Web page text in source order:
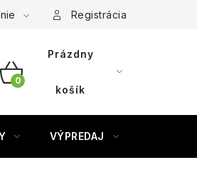
Registrácia
NÁKUPNÝ
Prázdny
košík
VÝPREDAJ